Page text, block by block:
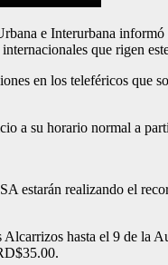
e Interurbana
que rigen
en los teleféricos que
a su horario normal a
estarán realizando el
hasta el 9 de